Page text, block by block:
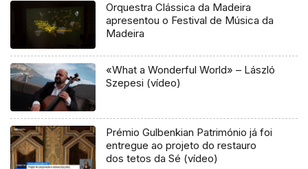
Orquestra Clássica da Madeira
apresentou o Festival de Música da
Madeira
«What a Wonderful World» – László
Szepesi (vídeo)
Prémio Gulbenkian Património já foi
entregue ao projeto do restauro
dos tetos da Sé (vídeo)